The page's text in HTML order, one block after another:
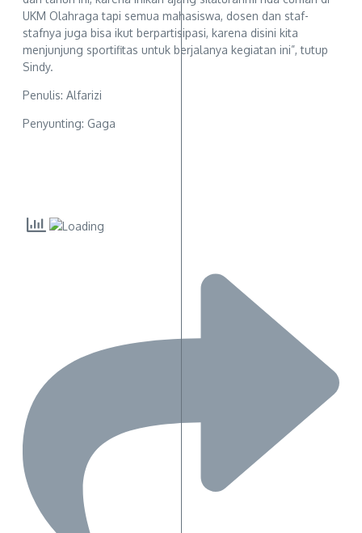
UKM Olahraga tapi semua mahasiswa, dosen dan staf-
stafnya juga bisa ikut berpartisipasi, karena disini kita
menjunjung sportifitas untuk berjalanya kegiatan ini”, tutup
Sindy.
Penulis: Alfarizi
Penyunting: Gaga